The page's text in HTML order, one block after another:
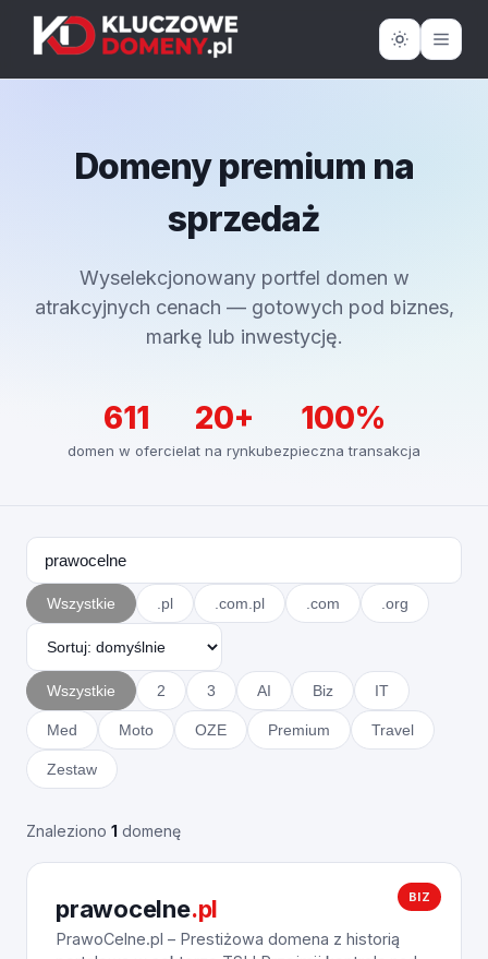
Domeny premium na
sprzedaż
Wyselekcjonowany portfel domen w
atrakcyjnych cenach — gotowych pod biznes,
markę lub inwestycję.
611
domen w ofercie
20+
lat na rynku
100%
bezpieczna transakcja
Wszystkie .pl .com.pl .com .org
Wszystkie 2 3 AI Biz IT
Med Moto OZE Premium Travel
Zestaw
Znaleziono 1 domenę
BIZ
prawocelne.pl
PrawoCelne.pl – Prestiżowa domena z historią